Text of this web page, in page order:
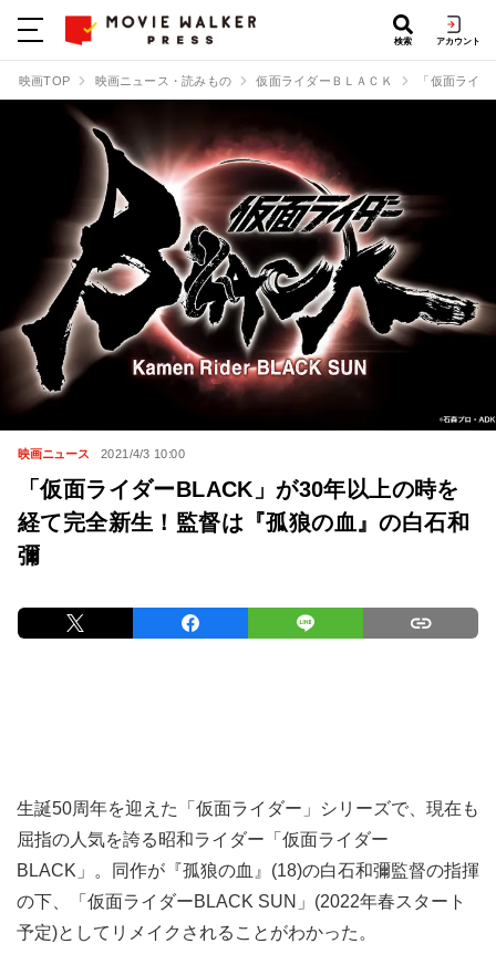
検索 アカウント
映画TOP 映画ニュース・読みもの 仮面ライダーＢＬＡＣＫ 「仮面ライ
映画ニュース 2021/4/3 10:00
「仮面ライダーBLACK」が30年以上の時を
経て完全新生！監督は『孤狼の血』の白石和
彌
生誕50周年を迎えた「仮面ライダー」シリーズで、現在も
屈指の人気を誇る昭和ライダー「仮面ライダー
BLACK」。同作が『孤狼の血』(18)の白石和彌監督の指揮
の下、「仮面ライダーBLACK SUN」(2022年春スタート
予定)としてリメイクされることがわかった。